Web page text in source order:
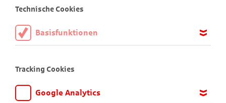
Technische Cookies
Basisfunktionen
aktiviert sein.
Tracking Cookies
Google Analytics